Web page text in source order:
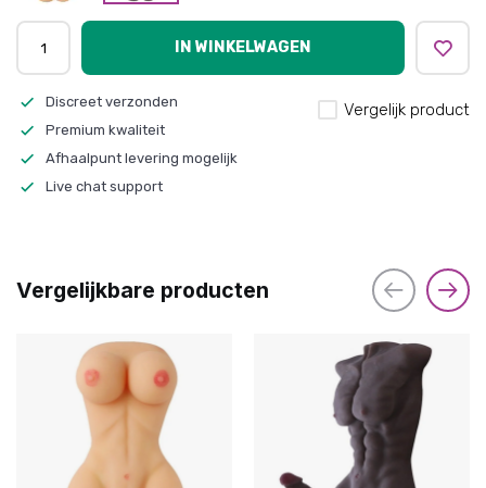
IN WINKELWAGEN
Discreet verzonden
Premium kwaliteit
Afhaalpunt levering mogelijk
Live chat support
Vergelijk product
Vergelijkbare producten